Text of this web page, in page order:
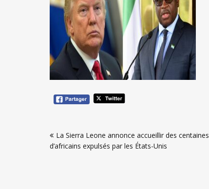
deLa Sierra Leone annonce accueillir des centaines
d’africains expulsés par les États-Unis